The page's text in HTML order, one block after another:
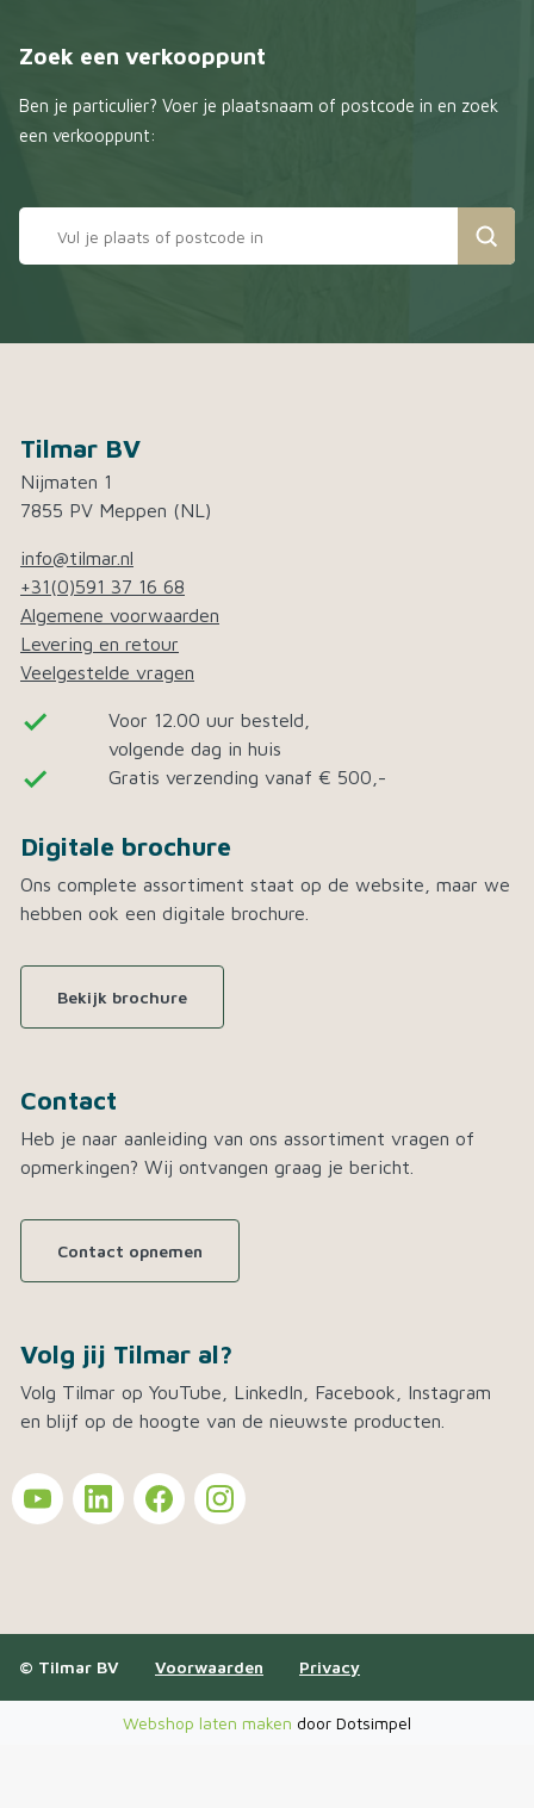
Zoek een verkooppunt
Ben je particulier? Voer je plaatsnaam of postcode in en zoek
een verkooppunt:
Tilmar BV
Nijmaten 1
7855 PV Meppen (NL)
info@tilmar.nl
+31(0)591 37 16 68
Algemene voorwaarden
Levering en retour
Veelgestelde vragen
done
Voor 12.00 uur besteld,
volgende dag in huis
done Gratis verzending vanaf € 500,-
Digitale brochure
Ons complete assortiment staat op de website, maar we
hebben ook een digitale brochure.
Bekijk brochure
Contact
Heb je naar aanleiding van ons assortiment vragen of
opmerkingen? Wij ontvangen graag je bericht.
Contact opnemen
Volg jij Tilmar al?
Volg Tilmar op YouTube, LinkedIn, Facebook, Instagram
en blijf op de hoogte van de nieuwste producten.
© Tilmar BV Voorwaarden Privacy
Webshop laten maken door Dotsimpel